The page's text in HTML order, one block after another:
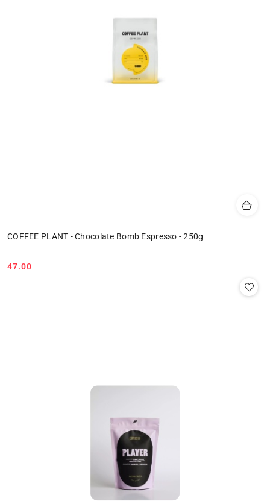
COFFEE PLANT - Chocolate Bomb Espresso - 250g
Cena:
47.00